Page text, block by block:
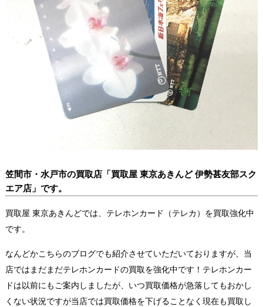
笠間市・水戸市の買取店「買取屋 東京あきんど 伊勢甚友部スク
エア店」です。
買取屋 東京あきんどでは、テレホンカード（テレカ）を買取強化中
です。
なんどかこちらのブログでも紹介させていただいておりますが、当
店ではまだまだテレホンカードの買取を強化中です！テレホンカー
ドは以前にもご案内しましたが、いつ買取価格が急落してもおかし
くない状況ですが当店では買取価格を下げることなく現在も買取し